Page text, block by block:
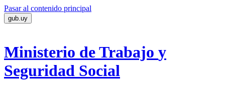
Pasar al contenido principal
gub.uy
Ministerio de Trabajo y
Seguridad Social